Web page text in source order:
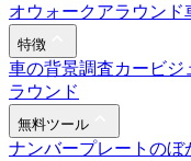
オウォークアラウンド
特徴
車の背景調査カービジ
ラウンド
無料ツール
ナンバープレートのぼ